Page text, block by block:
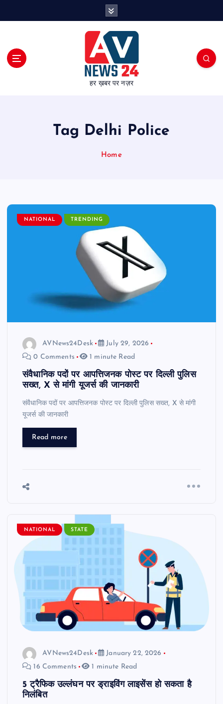
हर ख़बर पर नज़र
Tag Delhi Police
Home
NATIONAL TRENDING
AVNews24Desk
July 29, 2026
0 Comments
1 minute Read
संवैधानिक पदों पर आपत्तिजनक पोस्ट पर दिल्ली पुलिस
सख्त, X से मांगी यूजर्स की जानकारी
संवैधानिक पदों पर आपत्तिजनक पोस्ट पर दिल्ली पुलिस सख्त, X से मांगी
यूजर्स की जानकारी
Read more
NATIONAL STATE
AVNews24Desk
January 22, 2026
16 Comments
1 minute Read
5 ट्रैफिक उल्लंघन पर ड्राइविंग लाइसेंस हो सकता है
निलंबित